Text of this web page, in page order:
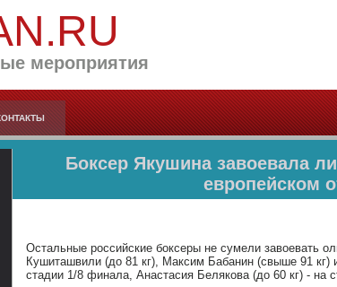
мероприятия
Боксер Якушина завоевала
европейском
Остальные российские боксеры не сумели завоевать
Кушиташвили (до 81 кг), Максим Бабанин (свыше 91 кг)
стадии 1/8 финала, Анастасия Белякова (до 60 кг) - на